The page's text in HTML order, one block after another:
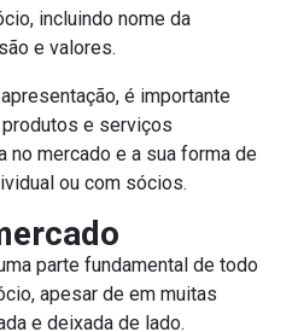
incluindo nome da
e valores.
é importante
e serviços
mercado e a sua forma de
ou com sócios.
parte fundamental de todo
apesar de em muitas
e deixada de lado.